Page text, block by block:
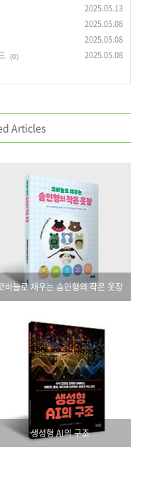
2025.05.13
2025.05.08
2025.05.08
(0) 2025.05.08
Articles
바늘로 채우는 솜인형의 작은 옷장
생성형 AI의 구조